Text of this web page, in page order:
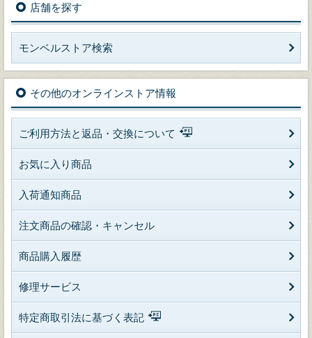
店舗を探す
モンベルストア検索
その他のオンラインストア情報
ご利用方法と返品・交換について
お気に入り商品
入荷通知商品
注文商品の確認・キャンセル
商品購入履歴
修理サービス
特定商取引法に基づく表記